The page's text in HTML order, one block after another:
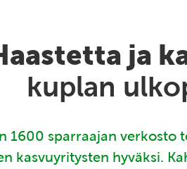
ja
kuplan
1600 sparraajan verkosto
kasvuyritysten hyväksi.